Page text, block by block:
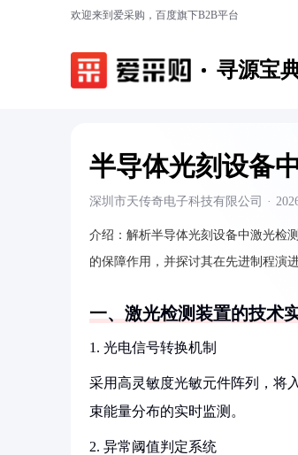
欢迎来到爱采购，百度旗下B2B平台
寻源宝
半导体光刻设备
深圳市天传奇电子科技有限公司 ·
介绍： 解析半导体光刻设备中激光检
的保障作用，并探讨其在先进制程演
一、激光检测装置的技术
1. 光电信号转换机制
采用高灵敏度光敏元件阵列，将
束能量分布的实时监测。
2. 异常阈值判定系统